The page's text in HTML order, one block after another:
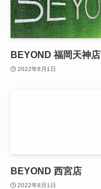
BEYOND 福岡天神店
2022年8月1日
BEYOND 西宮店
2022年8月1日